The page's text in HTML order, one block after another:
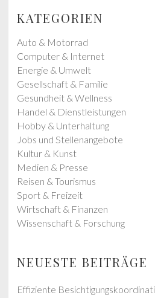
o
s
p
o
s
t
:
KATEGORIEN
Auto & Motorrad
Computer & Internet
Energie & Umwelt
Gesellschaft & Familie
Gesundheit & Wellness
Handel & Dienstleistungen
Hobby & Unterhaltung
Jobs und Stellenangebote
Kultur & Kunst
Medien & Presse
Reisen & Tourismus
Sport & Freizeit
Wirtschaft & Finanzen
Wissenschaft & Forschung
NEUESTE BEITRÄGE
Effiziente